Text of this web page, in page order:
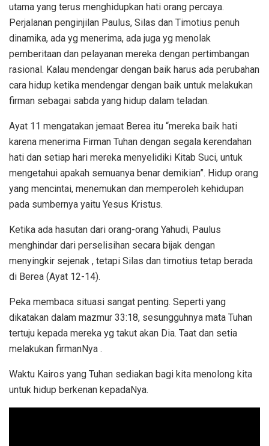
utama yang terus menghidupkan hati orang percaya.
Perjalanan penginjilan Paulus, Silas dan Timotius penuh
dinamika, ada yg menerima, ada juga yg menolak
pemberitaan dan pelayanan mereka dengan pertimbangan
rasional. Kalau mendengar dengan baik harus ada perubahan
cara hidup ketika mendengar dengan baik untuk melakukan
firman sebagai sabda yang hidup dalam teladan.
Ayat 11 mengatakan jemaat Berea itu “mereka baik hati
karena menerima Firman Tuhan dengan segala kerendahan
hati dan setiap hari mereka menyelidiki Kitab Suci, untuk
mengetahui apakah semuanya benar demikian”. Hidup orang
yang mencintai, menemukan dan memperoleh kehidupan
pada sumbernya yaitu Yesus Kristus.
Ketika ada hasutan dari orang-orang Yahudi, Paulus
menghindar dari perselisihan secara bijak dengan
menyingkir sejenak , tetapi Silas dan timotius tetap berada
di Berea (Ayat 12-14).
Peka membaca situasi sangat penting. Seperti yang
dikatakan dalam mazmur 33:18, sesungguhnya mata Tuhan
tertuju kepada mereka yg takut akan Dia. Taat dan setia
melakukan firmanNya .
Waktu Kairos yang Tuhan sediakan bagi kita menolong kita
untuk hidup berkenan kepadaNya.